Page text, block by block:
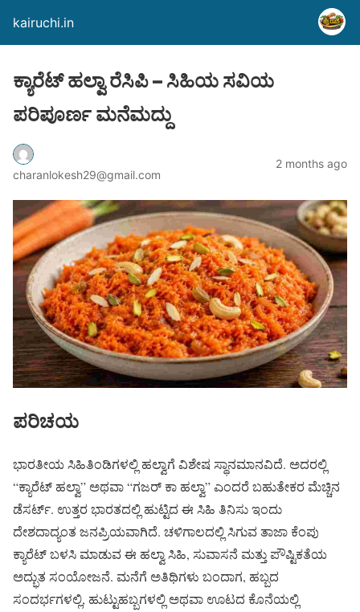
kairuchi.in
ಕ್ಯಾರೆಟ್ ಹಲ್ವಾ ರೆಸಿಪಿ – ಸಿಹಿಯ ಸವಿಯ
ಪರಿಪೂರ್ಣ ಮನೆಮದ್ದು
charanlokesh29@gmail.com
2 months ago
ಪರಿಚಯ
ಭಾರತೀಯ ಸಿಹಿತಿಂಡಿಗಳಲ್ಲಿ ಹಲ್ವಾಗೆ ವಿಶೇಷ ಸ್ಥಾನಮಾನವಿದೆ. ಅದರಲ್ಲಿ
“ಕ್ಯಾರೆಟ್ ಹಲ್ವಾ” ಅಥವಾ “ಗಜರ್ ಕಾ ಹಲ್ವಾ” ಎಂದರೆ ಬಹುತೇಕರ ಮೆಚ್ಚಿನ
ಡೆಸರ್ಟ್. ಉತ್ತರ ಭಾರತದಲ್ಲಿ ಹುಟ್ಟಿದ ಈ ಸಿಹಿ ತಿನಿಸು ಇಂದು
ದೇಶದಾದ್ಯಂತ ಜನಪ್ರಿಯವಾಗಿದೆ. ಚಳಿಗಾಲದಲ್ಲಿ ಸಿಗುವ ತಾಜಾ ಕೆಂಪು
ಕ್ಯಾರೆಟ್ ಬಳಸಿ ಮಾಡುವ ಈ ಹಲ್ವಾ ಸಿಹಿ, ಸುವಾಸನೆ ಮತ್ತು ಪೌಷ್ಟಿಕತೆಯ
ಅದ್ಭುತ ಸಂಯೋಜನೆ. ಮನೆಗೆ ಅತಿಥಿಗಳು ಬಂದಾಗ, ಹಬ್ಬದ
ಸಂದರ್ಭಗಳಲ್ಲಿ, ಹುಟ್ಟುಹಬ್ಬಗಳಲ್ಲಿ ಅಥವಾ ಊಟದ ಕೊನೆಯಲ್ಲಿ